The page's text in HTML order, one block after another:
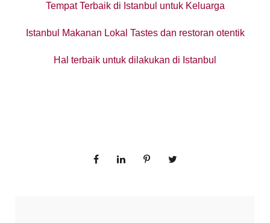
Tempat Terbaik di Istanbul untuk Keluarga
Istanbul Makanan Lokal Tastes dan restoran otentik
Hal terbaik untuk dilakukan di Istanbul